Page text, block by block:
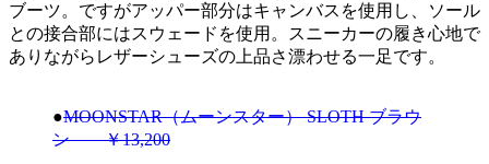
ブーツ。ですがアッパー部分はキャンバスを使用し、ソール
との接合部にはスウェードを使用。スニーカーの履き心地で
ありながらレザーシューズの上品さ漂わせる一足です。
●MOONSTAR（ムーンスター） SLOTH ブラウ
ン ￥13,200